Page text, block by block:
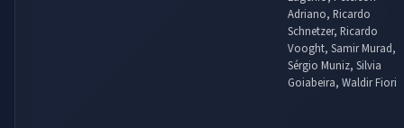
Adriano, Ricardo
Schnetzer, Ricardo
Vooght, Samir Murad,
Sérgio Muniz, Silvia
Goiabeira, Waldir Fiori